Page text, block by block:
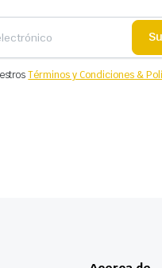
Términos y Condiciones &